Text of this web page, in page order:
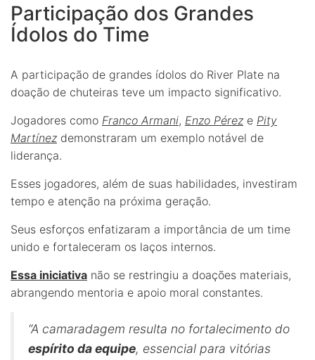
Participação dos Grandes
Ídolos do Time
A participação de grandes ídolos do River Plate na
doação de chuteiras teve um impacto significativo.
Jogadores como Franco Armani, Enzo Pérez e Pity
Martínez demonstraram um exemplo notável de
liderança.
Esses jogadores, além de suas habilidades, investiram
tempo e atenção na próxima geração.
Seus esforços enfatizaram a importância de um time
unido e fortaleceram os laços internos.
Essa iniciativa não se restringiu a doações materiais,
abrangendo mentoria e apoio moral constantes.
“A camaradagem resulta no fortalecimento do
espírito da equipe, essencial para vitórias